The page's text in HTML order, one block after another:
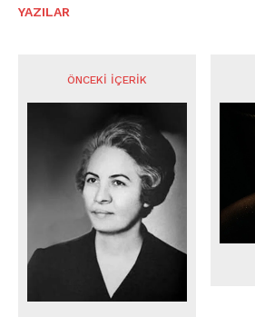
YAZILAR
ÖNCEKI İÇERIK